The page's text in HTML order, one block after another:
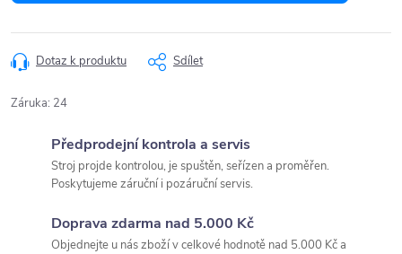
Dotaz k produktu Sdílet
Záruka: 24
Předprodejní kontrola a servis
Stroj projde kontrolou, je spuštěn, seřízen a proměřen.
Poskytujeme záruční i pozáruční servis.
Doprava zdarma nad 5.000 Kč
Objednejte u nás zboží v celkové hodnotě nad 5.000 Kč a